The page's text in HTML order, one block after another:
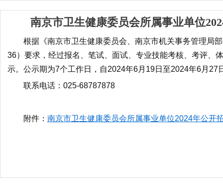
南京市卫生健康委员会所属事业单位
根据《南京市卫生健康委员会、南京市机关事务管理局
36）要求，经过报名、笔试、面试、专业技能考核、考评、
示。公示期为7个工作日，自2024年6月 19日至2024年6月 27
联系电话： 025-68787878
附件： 南京市卫生健康委员会所属事业单位2024年公开